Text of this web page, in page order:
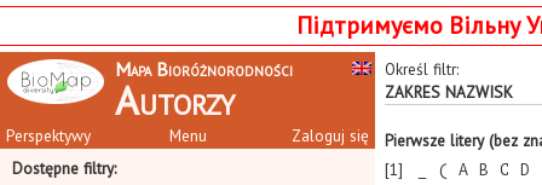
Підтримуємо Вільну
Mapa Bioróżnorodności
Autorzy
Perspektywy Zaloguj się
Menu
Dostępne filtry:
Określ filtr:
ZAKRES NAZWISK
Pierwsze litery (bez
[1]
( A B C D